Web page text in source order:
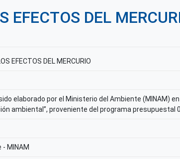
EFECTOS DEL
EFECTOS DEL MERCURIO
elaborado por el Ministerio del Ambiente (MINAM)
ambiental”, proveniente del programa presupuestal
MINAM